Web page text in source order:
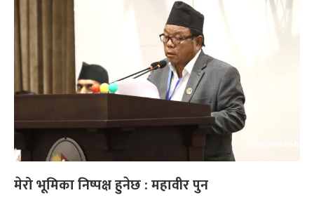
मेरो भूमिका निष्पक्ष हुनेछ : महावीर पुन